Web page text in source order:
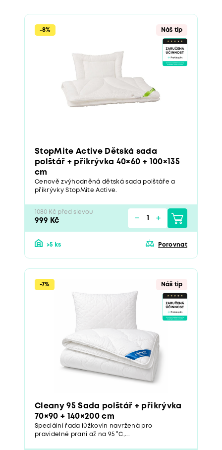
-8% Náš tip
StopMite Active Dětská sada
polštář + přikrývka 40×60 + 100×135
cm
Cenově zvýhodněná dětská sada polštáře a
přikrývky StopMite Active.
1080 Kč před slevou
999 Kč
>5 ks Porovnat
-7% Náš tip
Cleany 95 Sada polštář + přikrývka
70×90 + 140×200 cm
Speciální řada lůžkovin navržená pro
pravidelné praní až na 95 °C,...